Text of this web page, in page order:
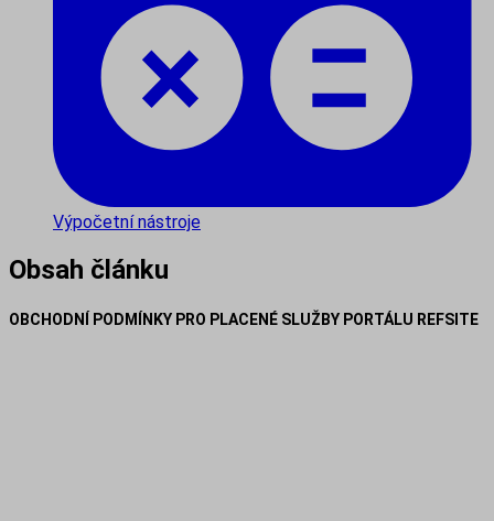
Výpočetní nástroje
Obsah článku
OBCHODNÍ PODMÍNKY PRO PLACENÉ SLUŽBY PORTÁLU REFSITE